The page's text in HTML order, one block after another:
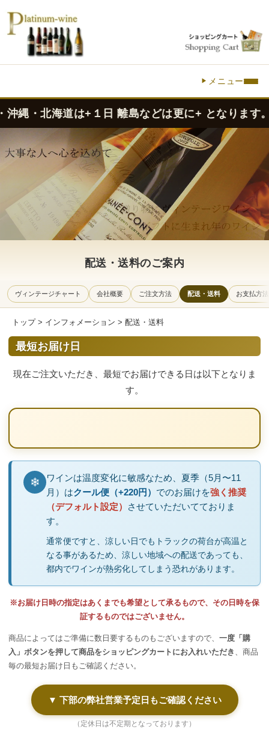
メニュー
は+１日 離島などは更に+ となります。）
配送・送料のご案内
ヴィンテージチャート 会社概要 ご注文方法 配送・送料 お支払方法
トップ> インフォメーション > 配送・送料
最短お届け日
現在ご注文いただき、最短でお届けできる日は以下となりま
す。
❄
ワインは温度変化に敏感なため、夏季（5月〜11
月）はクール便（+220円） でのお届けを強く推奨
（デフォルト設定）
させていただいてておりま
す。
通常便ですと、涼しい日でもトラックの荷台が高温と
なる事があるため、涼しい地域への配送であっても、
都内でワインが熱劣化してしまう恐れがあります。
※お届け日時の指定はあくまでも希望として承るもので、その日時を保
証するものではございません。
商品によってはご準備に数日要するものもございますので、 一度「購
入」ボタンを押して商品をショッピングカートにお入れいただき
、商品
毎の最短お届け日もご確認ください。
▼ 下部の弊社営業予定日もご確認ください
（定休日は不定期となっております）